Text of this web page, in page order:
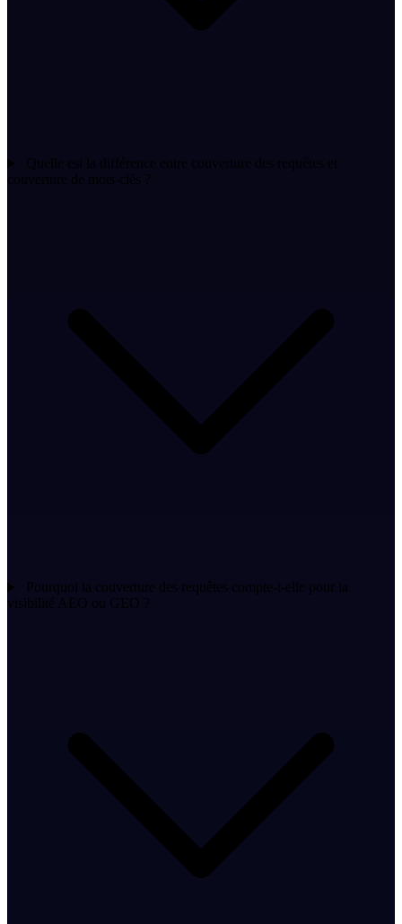
Quelle est la différence entre couverture des requêtes et
couverture de mots-clés ?
Pourquoi la couverture des requêtes compte-t-elle pour la
visibilité AEO ou GEO ?